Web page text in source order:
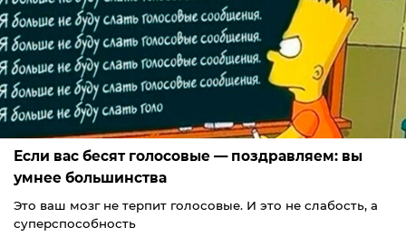
Если вас бесят голосовые — поздравляем: вы
умнее большинства
Это ваш мозг не терпит голосовые. И это не слабость, а
суперспособность